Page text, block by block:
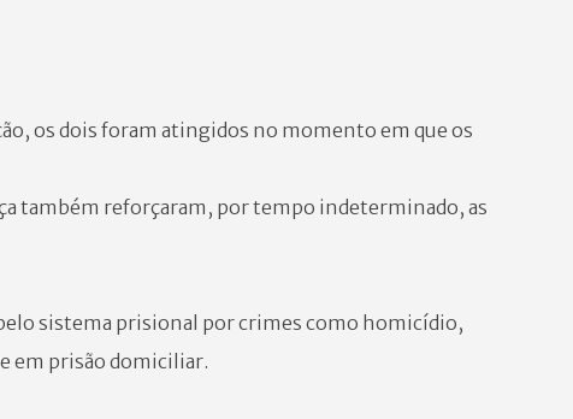
os dois foram atingidos no momento em que os
também reforçaram, por tempo indeterminado, as
sistema prisional por crimes como homicídio,
em prisão domiciliar.